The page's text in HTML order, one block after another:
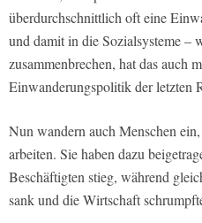
überdurchschnittlich oft eine
und damit in die Sozialsysteme –
zusammenbrechen, hat das auch
Einwanderungspolitik der letzten
Nun wandern auch Menschen
arbeiten. Sie haben dazu
Beschäftigten stieg, während
sank und die Wirtschaft